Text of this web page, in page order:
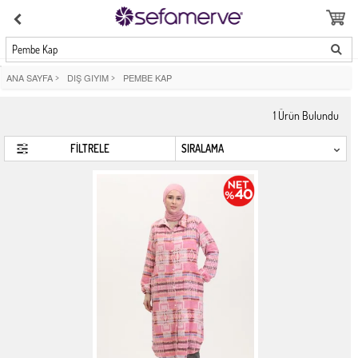
Pembe Kap
ANA SAYFA > DIŞ GIYIM > PEMBE KAP
1 Ürün Bulundu
FİLTRELE